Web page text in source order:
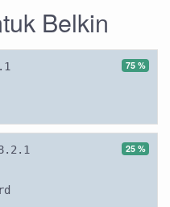
Belkin
75 %
25 %